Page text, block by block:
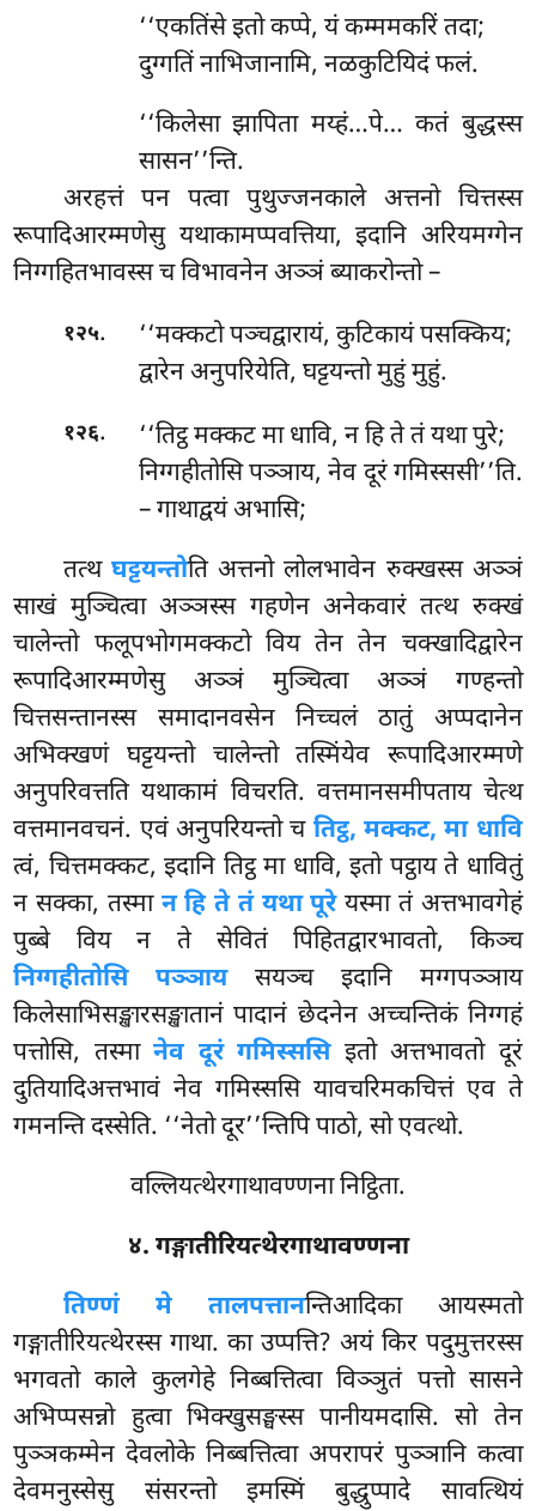
‘‘एकतिंसे इतो कप्पे, यं कम्ममकरिं तदा;
दुग्गतिं नाभिजानामि, नळकुटियिदं फलं.
‘‘किलेसा झापिता मय्हं…पे… कतं बुद्धस्स
सासन’’न्ति.
अरहत्तं पन पत्वा पुथुज्जनकाले अत्तनो चित्तस्स
रूपादिआरम्मणेसु यथाकामप्पवत्तिया, इदानि अरियमग्गेन
निग्गहितभावस्स च विभावनेन अञ्ञं ब्याकरोन्तो –
१२५.
‘‘मक्कटो पञ्चद्वारायं, कुटिकायं पसक्किय;
द्वारेन अनुपरियेति, घट्टयन्तो मुहुं मुहुं.
१२६.
‘‘तिट्ठ मक्कट मा धावि, न हि ते तं यथा पुरे;
निग्गहीतोसि पञ्ञाय, नेव दूरं गमिस्ससी’’ति.
– गाथाद्वयं अभासि;
तत्थघट्टयन्तोति अत्तनो लोलभावेन रुक्खस्स अञ्ञं
साखं मुञ्चित्वा अञ्ञस्स गहणेन अनेकवारं तत्थ रुक्खं
चालेन्तो फलूपभोगमक्कटो विय तेन तेन चक्खादिद्वारेन
रूपादिआरम्मणेसु अञ्ञं मुञ्चित्वा अञ्ञं गण्हन्तो
चित्तसन्तानस्स समादानवसेन निच्चलं ठातुं अप्पदानेन
अभिक्खणं घट्टयन्तो चालेन्तो तस्मिंयेव रूपादिआरम्मणे
अनुपरिवत्तति यथाकामं विचरति. वत्तमानसमीपताय चेत्थ
वत्तमानवचनं. एवं अनुपरियन्तो च तिट्ठ, मक्कट, मा धावि
त्वं, चित्तमक्कट, इदानि तिट्ठ मा धावि, इतो पट्ठाय ते धावितुं
न सक्का, तस्मा न हि ते तं यथा पूरेयस्मा तं अत्तभावगेहं
पुब्बे विय न ते सेवितं पिहितद्वारभावतो, किञ्च
निग्गहीतोसि पञ्ञायसयञ्च इदानि मग्गपञ्ञाय
किलेसाभिसङ्खारसङ्खातानं पादानं छेदनेन अच्चन्तिकं निग्गहं
पत्तोसि, तस्मानेव दूरं गमिस्ससिइतो अत्तभावतो दूरं
दुतियादिअत्तभावं नेव गमिस्ससि यावचरिमकचित्तं एव ते
गमनन्ति दस्सेति. ‘‘नेतो दूर’’न्तिपि पाठो, सो एवत्थो.
वल्लियत्थेरगाथावण्णना निट्ठिता.
४. गङ्गातीरियत्थेरगाथावण्णना
तिण्णं मे तालपत्तानन्तिआदिका आयस्मतो
गङ्गातीरियत्थेरस्स गाथा. का उप्पत्ति? अयं किर पदुमुत्तरस्स
भगवतो काले कुलगेहे निब्बत्तित्वा विञ्ञुतं पत्तो सासने
अभिप्पसन्नो हुत्वा भिक्खुसङ्घस्स पानीयमदासि. सो तेन
पुञ्ञकम्मेन देवलोके निब्बत्तित्वा अपरापरं पुञ्ञानि कत्वा
देवमनुस्सेसु संसरन्तो इमस्मिं बुद्धुप्पादे सावत्थियं